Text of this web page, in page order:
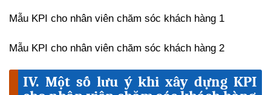
Mẫu KPI cho nhân viên chăm sóc khách hàng 1
Mẫu KPI cho nhân viên chăm sóc khách hàng 2
IV. Một số lưu ý khi xây dựng KPI